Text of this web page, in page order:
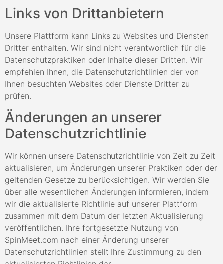
Links von Drittanbietern
Unsere Plattform kann Links zu Websites und Diensten
Dritter enthalten. Wir sind nicht verantwortlich für die
Datenschutzpraktiken oder Inhalte dieser Dritten. Wir
empfehlen Ihnen, die Datenschutzrichtlinien der von
Ihnen besuchten Websites oder Dienste Dritter zu
prüfen.
Änderungen an unserer
Datenschutzrichtlinie
Wir können unsere Datenschutzrichtlinie von Zeit zu Zeit
aktualisieren, um Änderungen unserer Praktiken oder der
geltenden Gesetze zu berücksichtigen. Wir werden Sie
über alle wesentlichen Änderungen informieren, indem
wir die aktualisierte Richtlinie auf unserer Plattform
zusammen mit dem Datum der letzten Aktualisierung
veröffentlichen. Ihre fortgesetzte Nutzung von
SpinMeet.com nach einer Änderung unserer
Datenschutzrichtlinien stellt Ihre Zustimmung zu den